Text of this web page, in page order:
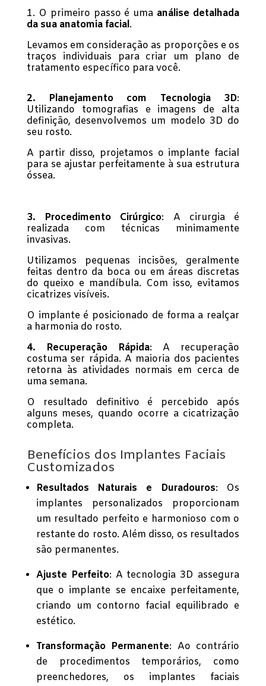
1. O primeiro passo é uma análise detalhada
da sua anatomia facial.
Levamos em consideração as proporções e os
traços individuais para criar um plano de
tratamento específico para você.
2. Planejamento com Tecnologia 3D:
Utilizando tomografias e imagens de alta
definição, desenvolvemos um modelo 3D do
seu rosto.
A partir disso, projetamos o implante facial
para se ajustar perfeitamente à sua estrutura
óssea.
3. Procedimento Cirúrgico: A cirurgia é
realizada com técnicas minimamente
invasivas.
Utilizamos pequenas incisões, geralmente
feitas dentro da boca ou em áreas discretas
do queixo e mandíbula. Com isso, evitamos
cicatrizes visíveis.
O implante é posicionado de forma a realçar
a harmonia do rosto.
4. Recuperação Rápida: A recuperação
costuma ser rápida. A maioria dos pacientes
retorna às atividades normais em cerca de
uma semana.
O resultado definitivo é percebido após
alguns meses, quando ocorre a cicatrização
completa.
Benefícios dos Implantes Faciais
Customizados
Resultados Naturais e Duradouros: Os
implantes personalizados proporcionam
um resultado perfeito e harmonioso com o
restante do rosto. Além disso, os resultados
são permanentes.
Ajuste Perfeito: A tecnologia 3D assegura
que o implante se encaixe perfeitamente,
criando um contorno facial equilibrado e
estético.
Transformação Permanente: Ao contrário
de procedimentos temporários, como
preenchedores, os implantes faciais